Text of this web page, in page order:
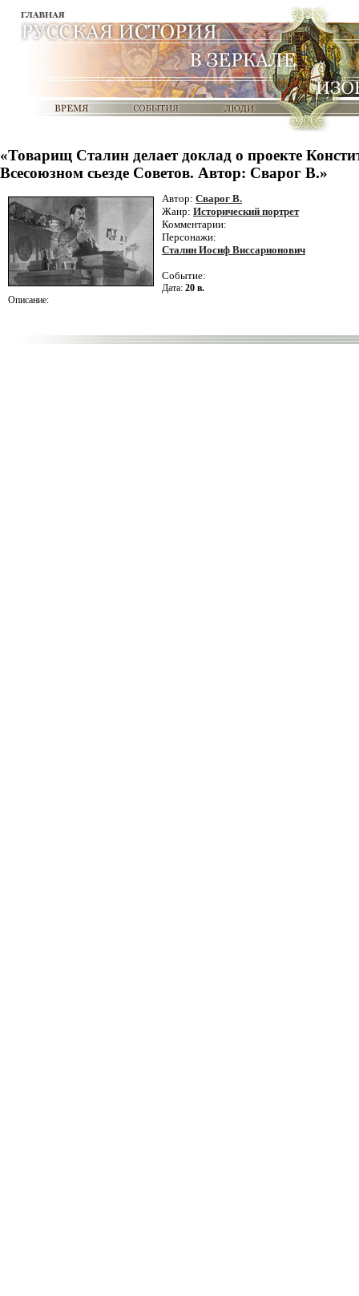
«Товарищ Сталин делает доклад о проекте
Всесоюзном сьезде Советов. Автор: Сварог В.»
Автор: Сварог В.
Жанр: Исторический портрет
Комментарии:
Персонажи:
Сталин Иосиф Виссарионович
Событие:
Дата: 20 в.
Описание: